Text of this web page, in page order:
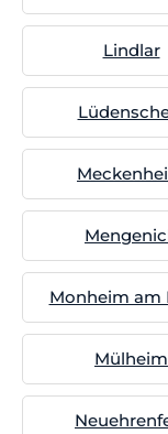
Lindlar
Monheim am
Mülheim